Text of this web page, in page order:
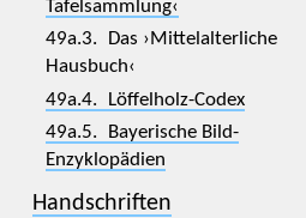
Tafelsammlung‹
49a.3. Das ›Mittelalterliche
Hausbuch‹
49a.4. Löffelholz-Codex
49a.5. Bayerische Bild-
Enzyklopädien
Handschriften